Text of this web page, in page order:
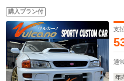
エアクリ ZEROSPORTSサ
購入プラン付
支
通
年